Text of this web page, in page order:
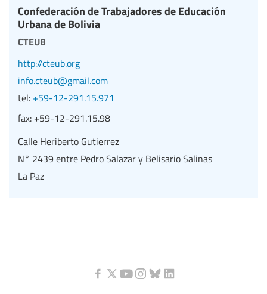
Confederación de Trabajadores de Educación
Urbana de Bolivia
cteub
http://cteub.org
info.cteub@gmail.com
tel: +59-12-291.15.971
fax: +59-12-291.15.98
Calle Heriberto Gutierrez
N° 2439 entre Pedro Salazar y Belisario Salinas
La Paz